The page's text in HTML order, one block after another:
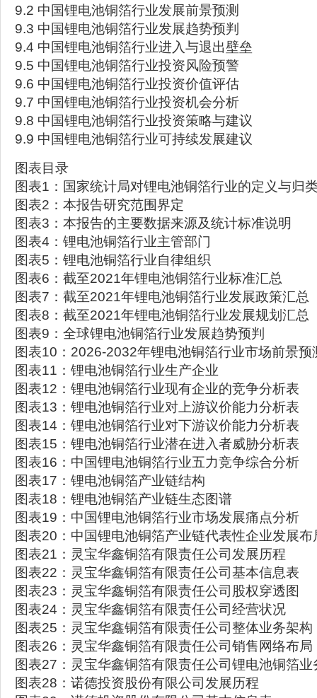
9.2 中国锂电池铜箔行业发展前景预测
9.3 中国锂电池铜箔行业发展趋势预判
9.4 中国锂电池铜箔行业进入与退出壁垒
9.5 中国锂电池铜箔行业投资风险预警
9.6 中国锂电池铜箔行业投资价值评估
9.7 中国锂电池铜箔行业投资机会分析
9.8 中国锂电池铜箔行业投资策略与建议
9.9 中国锂电池铜箔行业可持续发展建议
图表目录
图表1：国家统计局对锂电池铜箔行业的定义与归
图表2：本报告研究范围界定
图表3：本报告的主要数据来源及统计标准说明
图表4：锂电池铜箔行业主管部门
图表5：锂电池铜箔行业自律组织
图表6：截至2021年锂电池铜箔行业标准汇总
图表7：截至2021年锂电池铜箔行业发展政策汇总
图表8：截至2021年锂电池铜箔行业发展规划汇总
图表9：全球锂电池铜箔行业发展趋势预判
图表10：2026-2032年锂电池铜箔行业市场前景预
图表11：锂电池铜箔行业生产企业
图表12：锂电池铜箔行业现有企业的竞争分析表
图表13：锂电池铜箔行业对上游议价能力分析表
图表14：锂电池铜箔行业对下游议价能力分析表
图表15：锂电池铜箔行业潜在进入者威胁分析表
图表16：中国锂电池铜箔行业五力竞争综合分析
图表17：锂电池铜箔产业链结构
图表18：锂电池铜箔产业链生态图谱
图表19：中国锂电池铜箔行业市场发展痛点分析
图表20：中国锂电池铜箔产业链代表性企业发展布
图表21：灵宝华鑫铜箔有限责任公司发展历程
图表22：灵宝华鑫铜箔有限责任公司基本信息表
图表23：灵宝华鑫铜箔有限责任公司股权穿透图
图表24：灵宝华鑫铜箔有限责任公司经营状况
图表25：灵宝华鑫铜箔有限责任公司整体业务架构
图表26：灵宝华鑫铜箔有限责任公司销售网络布局
图表27：灵宝华鑫铜箔有限责任公司锂电池铜箔
图表28：诺德投资股份有限公司发展历程